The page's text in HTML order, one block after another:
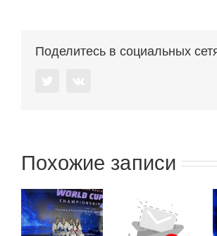
Поделитесь в социальных
Похожие записи